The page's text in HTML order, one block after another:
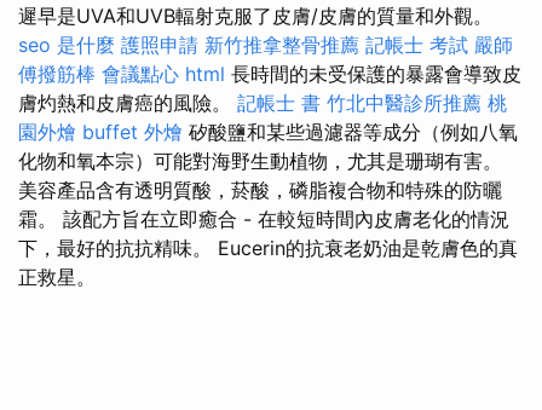
遲早是UVA和UVB輻射克服了皮膚/皮膚的質量和外觀。
seo 是什麼 護照申請 新竹推拿整骨推薦 記帳士 考試 嚴師
傅撥筋棒 會議點心 html 長時間的未受保護的暴露會導致皮
膚灼熱和皮膚癌的風險。 記帳士 書 竹北中醫診所推薦 桃
園外燴 buffet 外燴 矽酸鹽和某些過濾器等成分（例如八氧
化物和氧本宗）可能對海野生動植物，尤其是珊瑚有害。
美容產品含有透明質酸，菸酸，磷脂複合物和特殊的防曬
霜。 該配方旨在立即癒合 - 在較短時間內皮膚老化的情況
下，最好的抗抗精味。 Eucerin的抗衰老奶油是乾膚色的真
正救星。